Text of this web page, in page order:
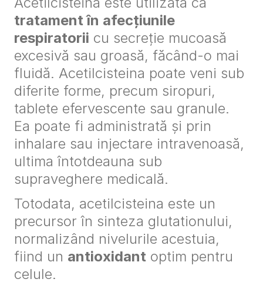
tratament în afecțiunile
respiratorii cu secreție mucoasă
excesivă sau groasă, făcând-o mai
fluidă. Acetilcisteina poate veni sub
diferite forme, precum siropuri,
tablete efervescente sau granule.
Ea poate fi administrată și prin
inhalare sau injectare intravenoasă,
ultima întotdeauna sub
supraveghere medicală.
Totodata, acetilcisteina este un
precursor în sinteza glutationului,
normalizând nivelurile acestuia,
fiind un antioxidant optim pentru
celule.